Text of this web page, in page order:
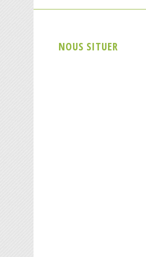
NOUS SITUER